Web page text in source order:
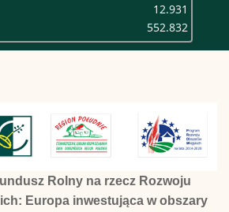
12.931
552.832
Rolny na rzecz Rozwoju
Europa inwestująca w obszary